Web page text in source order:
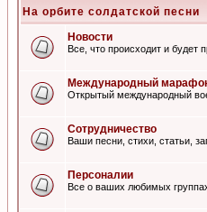
На орбите солдатской песни
Новости
Все, что происходит и будет
Международный
Открытый международный
Сотрудничество
Ваши песни, стихи, статьи,
Персоналии
Все о ваших любимых группах